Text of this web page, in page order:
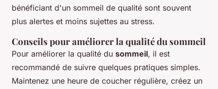
bénéficiant d'un sommeil de qualité sont souvent
plus alertes et moins sujettes au stress.
Conseils pour améliorer la qualité du sommeil
Pour améliorer la qualité du sommeil, il est
recommandé de suivre quelques pratiques simples.
Maintenez une heure de coucher régulière, créez un